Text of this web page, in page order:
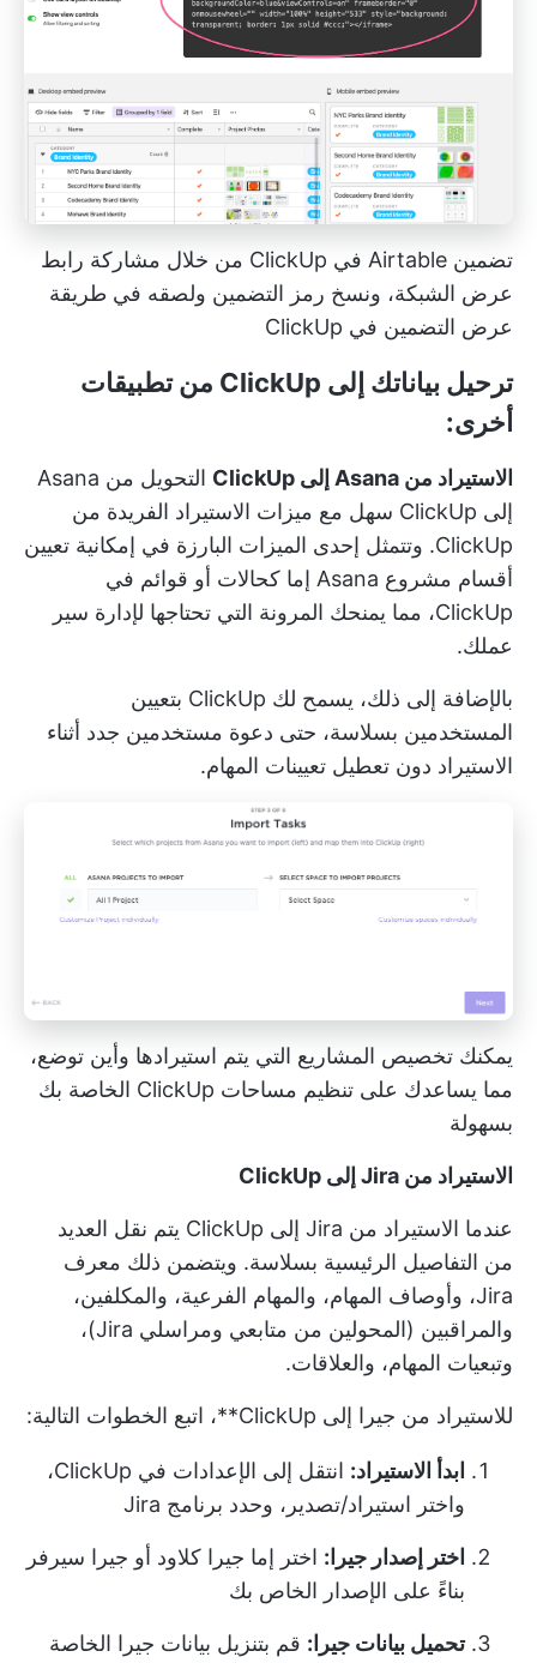
تضمين Airtable في ClickUp من خلال مشاركة رابط
عرض الشبكة، ونسخ رمز التضمين ولصقه في طريقة
عرض التضمين في ClickUp
ترحيل بياناتك إلى ClickUp من تطبيقات
أخرى:
الاستيراد من Asana إلى ClickUp
التحويل من Asana
إلى ClickUp
سهل مع ميزات الاستيراد الفريدة من
ClickUp. وتتمثل إحدى الميزات البارزة في إمكانية تعيين
أقسام مشروع Asana إما كحالات أو قوائم في
ClickUp، مما يمنحك المرونة التي تحتاجها لإدارة سير
عملك.
بالإضافة إلى ذلك، يسمح لك ClickUp بتعيين
المستخدمين بسلاسة، حتى دعوة مستخدمين جدد أثناء
الاستيراد دون تعطيل تعيينات المهام.
يمكنك تخصيص المشاريع التي يتم استيرادها وأين توضع،
مما يساعدك على تنظيم مساحات ClickUp الخاصة بك
بسهولة
الاستيراد من Jira إلى ClickUp
عندما الاستيراد من Jira إلى ClickUp
يتم نقل العديد
من التفاصيل الرئيسية بسلاسة. ويتضمن ذلك معرف
Jira، وأوصاف المهام، والمهام الفرعية، والمكلفين،
والمراقبين (المحولين من متابعي ومراسلي Jira)،
وتبعيات المهام، والعلاقات.
للاستيراد من جيرا إلى ClickUp**، اتبع الخطوات التالية:
ابدأ الاستيراد:
انتقل إلى الإعدادات في ClickUp،
واختر استيراد/تصدير، وحدد برنامج Jira
اختر إصدار جيرا: اختر إما جيرا كلاود أو جيرا سيرفر
بناءً على الإصدار الخاص بك
تحميل بيانات جيرا: قم بتنزيل بيانات جيرا الخاصة